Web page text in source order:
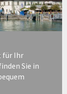
für Ihr
Sie in